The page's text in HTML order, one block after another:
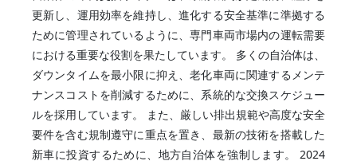
更新し、運用効率を維持し、進化する安全基準に準拠する
ために管理されているように、専門車両市場内の運転需要
における重要な役割を果たしています。 多くの自治体は、
ダウンタイムを最小限に抑え、老化車両に関連するメンテ
ナンスコストを削減するために、系統的な交換スケジュー
ルを採用しています。 また、厳しい排出規範や高度な安全
要件を含む規制遵守に重点を置き、最新の技術を搭載した
新車に投資するために、地方自治体を強制します。 2024